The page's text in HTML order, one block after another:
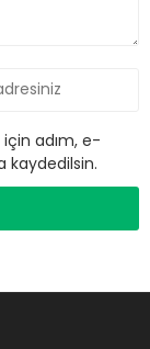
için adım, e-
kaydedilsin.